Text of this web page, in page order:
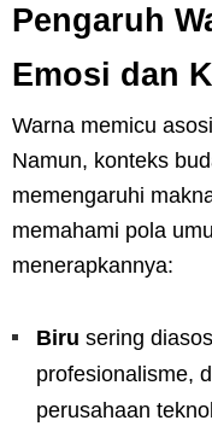
Pengaruh
Emosi dan
Warna memicu
Namun, konteks
memengaruhi
memahami pola
menerapkannya:
Biru sering
profesionalisme,
perusahaan